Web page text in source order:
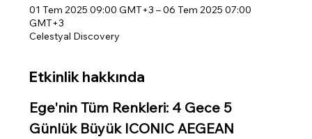
01 Tem 2025 09:00 GMT+3 – 06 Tem 2025 07:00
GMT+3
Celestyal Discovery
Etkinlik hakkında
Ege'nin Tüm Renkleri: 4 Gece 5
Günlük Büyük ICONIC AEGEAN